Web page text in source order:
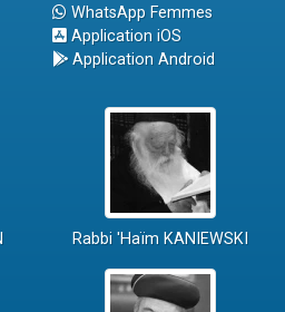
WhatsApp Femmes
Application iOS
Application Android
Rabbi 'Haïm KANIEWSKI